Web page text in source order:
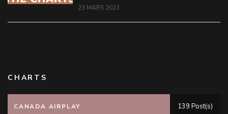
23 MARS 2023
CHARTS
CANADA AIRPLAY 139 Post(s)